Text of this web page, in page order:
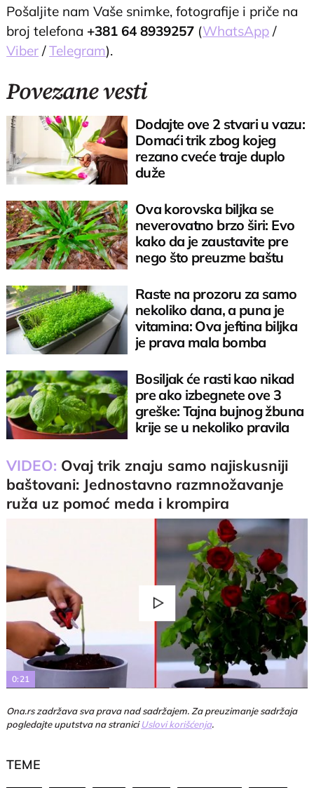
Pošaljite nam Vaše snimke, fotografije i priče na
broj telefona +381 64 8939257 (WhatsApp /
Viber /Telegram).
Povezane vesti
Dodajte ove 2 stvari u vazu:
Domaći trik zbog kojeg
rezano cveće traje duplo
duže
Ova korovska biljka se
neverovatno brzo širi: Evo
kako da je zaustavite pre
nego što preuzme baštu
Raste na prozoru za samo
nekoliko dana, a puna je
vitamina: Ova jeftina biljka
je prava mala bomba
Bosiljak će rasti kao nikad
pre ako izbegnete ove 3
greške: Tajna bujnog žbuna
krije se u nekoliko pravila
VIDEO: Ovaj trik znaju samo najiskusniji
baštovani: Jednostavno razmnožavanje
ruža uz pomoć meda i krompira
Play
Video
0:21
Ona.rs zadržava sva prava nad sadržajem. Za preuzimanje sadržaja
pogledajte uputstva na straniciUslovi korišćenja.
TEME